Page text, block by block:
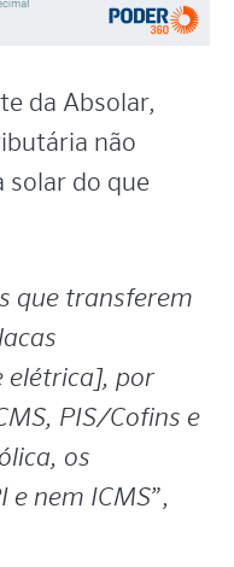
da Absolar,
não
solar do que
que transferem
elétrica], por
PIS/Cofins e
os
e nem ICMS”,